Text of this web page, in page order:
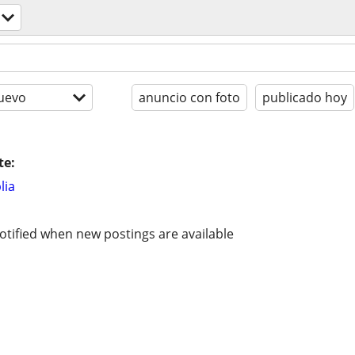
anuncio con foto publicado hoy
when new postings are available